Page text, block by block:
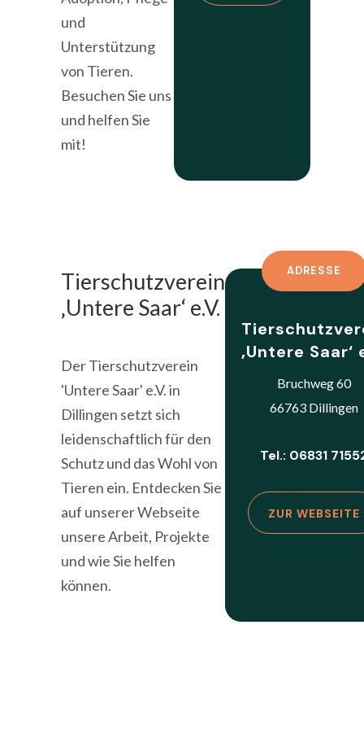
und
Unterstützung
von Tieren.
Besuchen Sie uns
und helfen Sie
mit!
Tierschutzverein
‚Untere Saar‘ e.V.
Der Tierschutzverein
'Untere Saar' e.V. in
Dillingen setzt sich
leidenschaftlich für den
Schutz und das Wohl von
Tieren ein. Entdecken Sie
auf unserer Webseite
unsere Arbeit, Projekte
und wie Sie helfen
können.
ADRESSE
‚Untere Saar‘
Bruchweg 60
66763 Dillingen
Tel.: 06831
ZUR WEBSEITE